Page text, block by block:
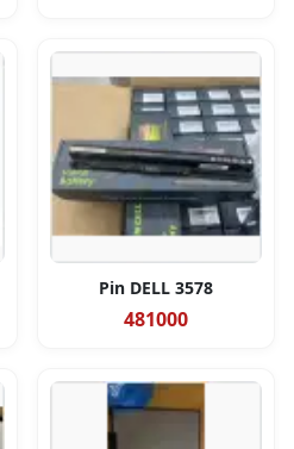
Pin DELL 3578
481000